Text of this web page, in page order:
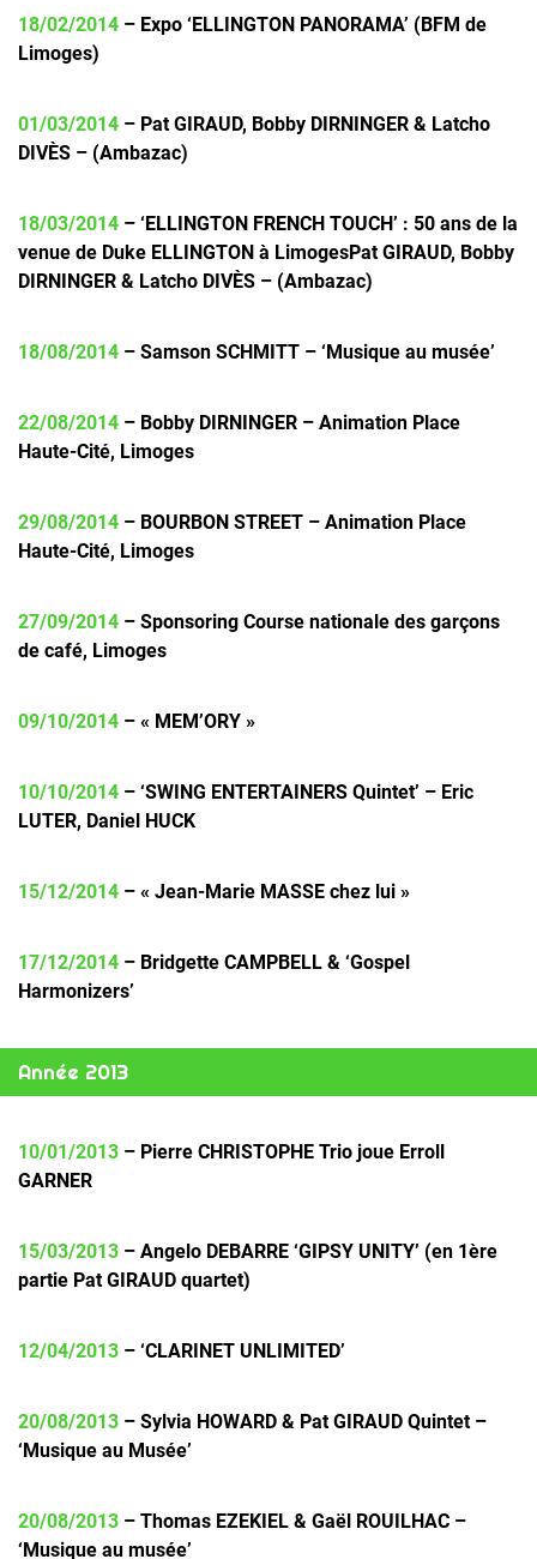
18/02/2014 – Expo ‘ELLINGTON PANORAMA’ (BFM de
Limoges)
01/03/2014 – Pat GIRAUD, Bobby DIRNINGER & Latcho
DIVÈS – (Ambazac)
18/03/2014 – ‘ELLINGTON FRENCH TOUCH’ : 50 ans de la
venue de Duke ELLINGTON à LimogesPat GIRAUD, Bobby
DIRNINGER & Latcho DIVÈS – (Ambazac)
18/08/2014 – Samson SCHMITT – ‘Musique au musée’
22/08/2014 – Bobby DIRNINGER – Animation Place
Haute-Cité, Limoges
29/08/2014 – BOURBON STREET – Animation Place
Haute-Cité, Limoges
27/09/2014 – Sponsoring Course nationale des garçons
de café, Limoges
09/10/2014 – « MEM’ORY »
10/10/2014 – ‘SWING ENTERTAINERS Quintet’ – Eric
LUTER, Daniel HUCK
15/12/2014 – « Jean-Marie MASSE chez lui »
17/12/2014 – Bridgette CAMPBELL & ‘Gospel
Harmonizers’
Année 2013
10/01/2013 – Pierre CHRISTOPHE Trio joue Erroll
GARNER
15/03/2013 – Angelo DEBARRE ‘GIPSY UNITY’ (en 1ère
partie Pat GIRAUD quartet)
12/04/2013 – ‘CLARINET UNLIMITED’
20/08/2013 – Sylvia HOWARD & Pat GIRAUD Quintet –
‘Musique au Musée’
20/08/2013 – Thomas EZEKIEL & Gaël ROUILHAC –
‘Musique au musée’